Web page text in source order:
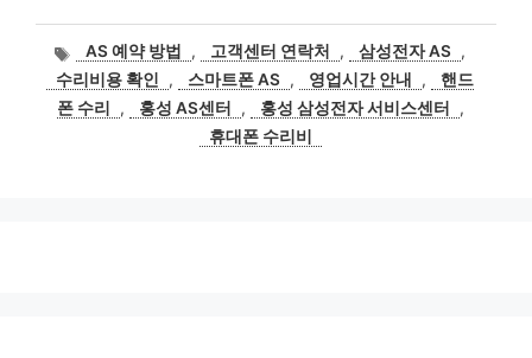
태
그
AS 예약 방법 , 고객센터 연락처 , 삼성전자 AS ,
수리비용 확인
, 스마트폰 AS , 영업시간 안내 ,
핸드
폰 수리
, 홍성 AS센터 , 홍성 삼성전자 서비스센터
,
휴대폰 수리비